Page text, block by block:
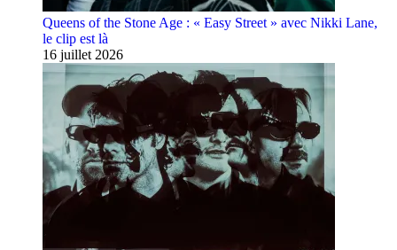
Queens of the Stone Age : « Easy Street » avec Nikki Lane,
le clip est là
16 juillet 2026